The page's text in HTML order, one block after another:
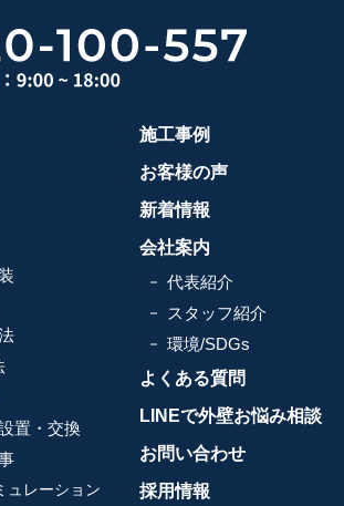
置・交換
ュレーション
施工事例
お客様の声
新着情報
会社案内
代表紹介
スタッフ紹介
環境/SDGs
よくある質問
LINEで外壁お悩み相談
お問い合わせ
採用情報